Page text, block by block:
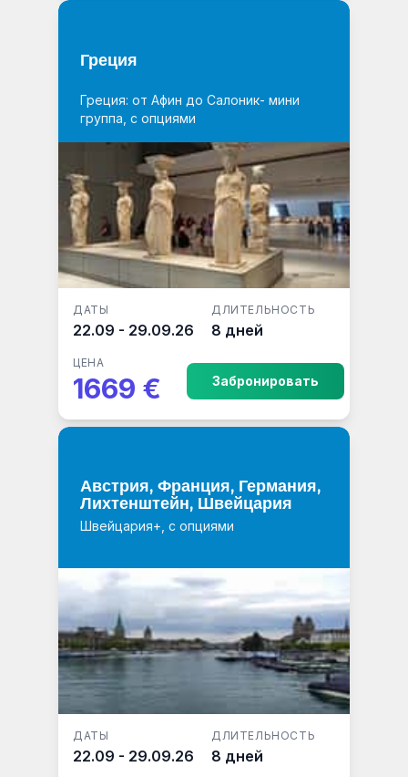
Греция
Греция: от Афин до Салоник- мини
группа, с опциями
ДАТЫ
22.09 - 29.09.26
ДЛИТЕЛЬНОСТЬ
8 дней
ЦЕНА
1669 € Забронировать
Австрия, Франция, Германия,
Лихтенштейн, Швейцария
Швейцария+, с опциями
ДАТЫ
22.09 - 29.09.26
ДЛИТЕЛЬНОСТЬ
8 дней